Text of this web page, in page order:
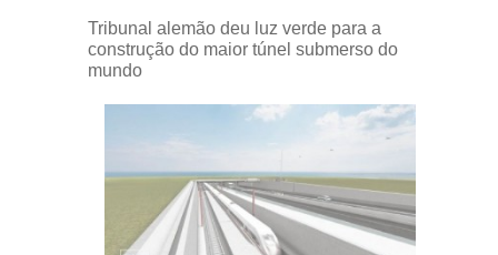
Tribunal alemão deu luz verde para a
construção do maior túnel submerso do
mundo